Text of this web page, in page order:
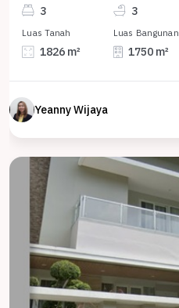
3 3
Luas Tanah
1826 m²
Luas Bangunan
1750 m²
Yeanny Wijaya